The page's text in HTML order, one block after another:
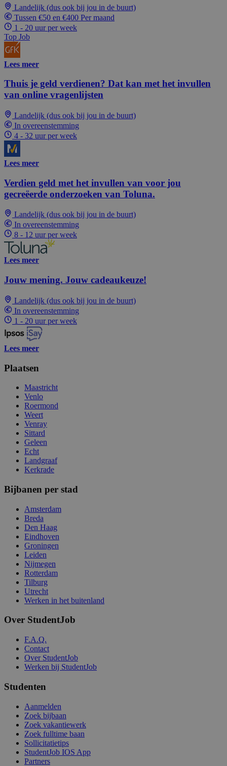
Landelijk (dus ook bij jou in de buurt)
Tussen €50 en €400 Per maand
1 - 20 uur per week
Top Job
Lees meer
Thuis je geld verdienen? Dat kan met het invullen
van online vragenlijsten
Landelijk (dus ook bij jou in de buurt)
In overeenstemming
4 - 32 uur per week
Lees meer
Verdien geld met het invullen van voor jou
gecreëerde onderzoeken van Toluna.
Landelijk (dus ook bij jou in de buurt)
In overeenstemming
8 - 12 uur per week
Lees meer
Jouw mening. Jouw cadeaukeuze!
Landelijk (dus ook bij jou in de buurt)
In overeenstemming
1 - 20 uur per week
Lees meer
Plaatsen
Maastricht
Venlo
Roermond
Weert
Venray
Sittard
Geleen
Echt
Landgraaf
Kerkrade
Bijbanen per stad
Amsterdam
Breda
Den Haag
Eindhoven
Groningen
Leiden
Nijmegen
Rotterdam
Tilburg
Utrecht
Werken in het buitenland
Over StudentJob
F.A.Q.
Contact
Over StudentJob
Werken bij StudentJob
Studenten
Aanmelden
Zoek bijbaan
Zoek vakantiewerk
Zoek fulltime baan
Sollicitatietips
StudentJob IOS App
Partners